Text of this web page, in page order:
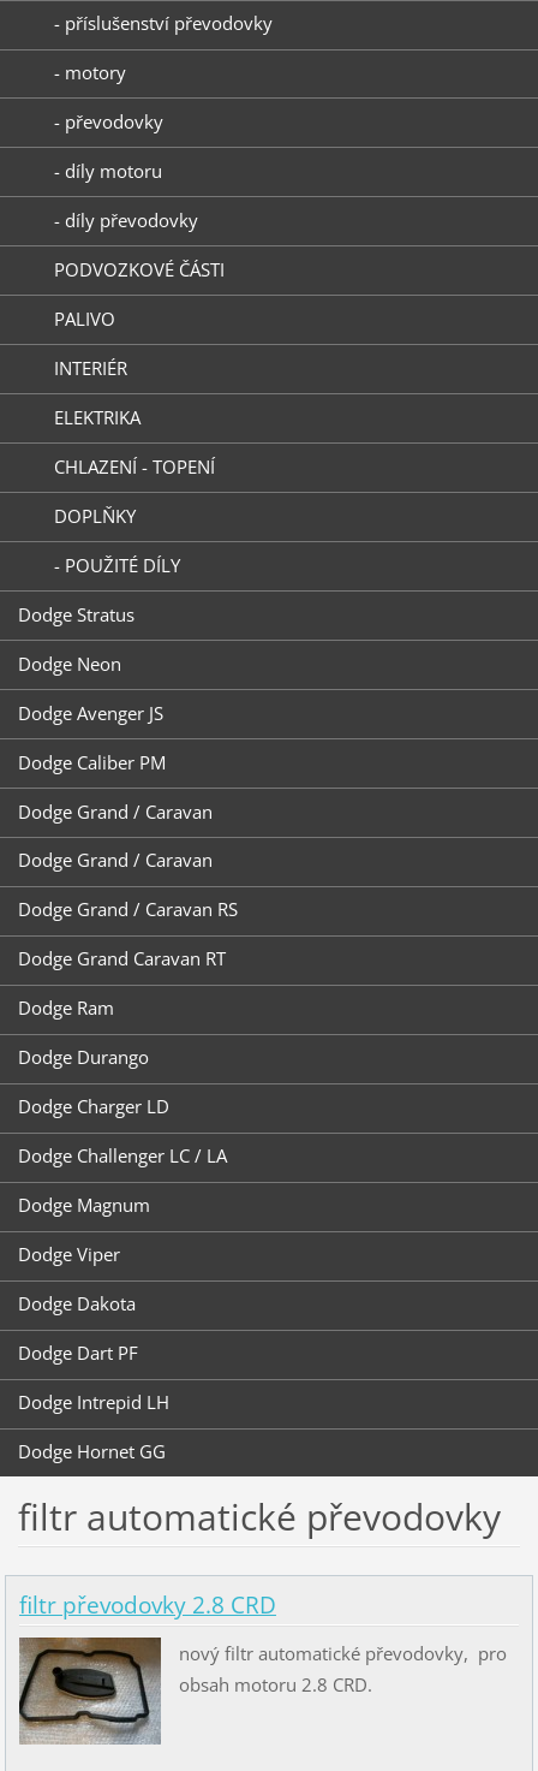
- příslušenství převodovky
- motory
- převodovky
- díly motoru
- díly převodovky
PODVOZKOVÉ ČÁSTI
PALIVO
INTERIÉR
ELEKTRIKA
CHLAZENÍ - TOPENÍ
DOPLŇKY
- POUŽITÉ DÍLY
Dodge Stratus
Dodge Neon
Dodge Avenger JS
Dodge Caliber PM
Dodge Grand / Caravan
Dodge Grand / Caravan
Dodge Grand / Caravan RS
Dodge Grand Caravan RT
Dodge Ram
Dodge Durango
Dodge Charger LD
Dodge Challenger LC / LA
Dodge Magnum
Dodge Viper
Dodge Dakota
Dodge Dart PF
Dodge Intrepid LH
Dodge Hornet GG
filtr automatické převodovky
filtr převodovky 2.8 CRD
nový filtr automatické převodovky, pro
obsah motoru 2.8 CRD.